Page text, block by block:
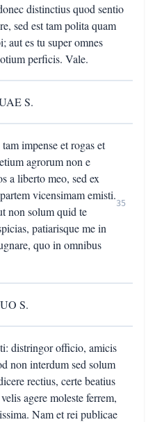
distinctius quod sentio
sed est tam polita quam
aut es tu super omnes
perficis. Vale.
S.
impense et rogas et
agrorum non e
a liberto meo, sed ex
vicensimam emisti.
non solum quid te
patiarisque me in
quo in omnibus
35
S.
distringor officio, amicis
non interdum sed solum
rectius, certe beatius
agere moleste ferrem,
Nam et rei publicae